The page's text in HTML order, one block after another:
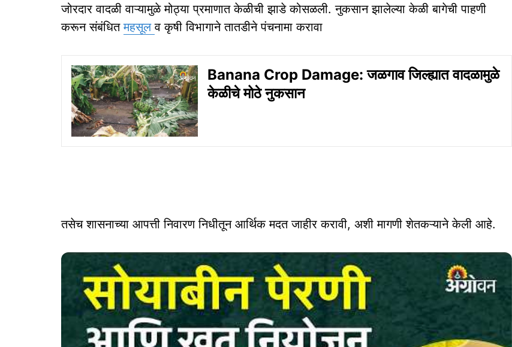
जोरदार वादळी वाऱ्यामुळे मोठ्या प्रमाणात केळीची झाडे कोसळली. नुकसान झालेल्या केळी बागेची पाहणी
करून संबंधितमहसूलव कृषी विभागाने तातडीने पंचनामा करावा
Banana Crop Damage: जळगाव जिल्ह्यात वादळामुळे
केळीचे मोठे नुकसान
तसेच शासनाच्या आपत्ती निवारण निधीतून आर्थिक मदत जाहीर करावी, अशी मागणी शेतकऱ्याने केली आहे.